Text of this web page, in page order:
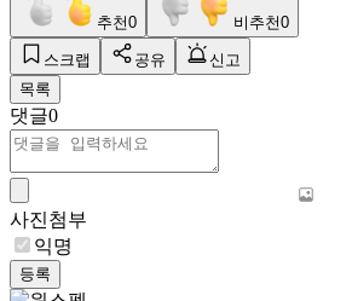
추천0 비추천0
스크랩 공유
신고
목록
댓글0
사진첨부
익명
등록